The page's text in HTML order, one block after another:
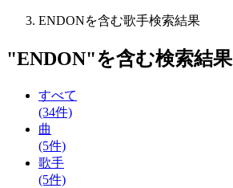
ENDONを含む歌手検索結果
"ENDON"を含む検索結果
すべて
(34件)
曲
(5件)
歌手
(5件)